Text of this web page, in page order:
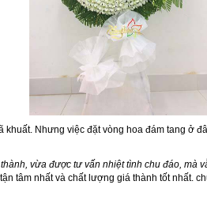
Nhưng việc đặt vòng hoa đám tang
vừa được tư vấn nhiệt tình chu đáo, mà
tâm nhất và chất lượng giá thành tốt nhất.